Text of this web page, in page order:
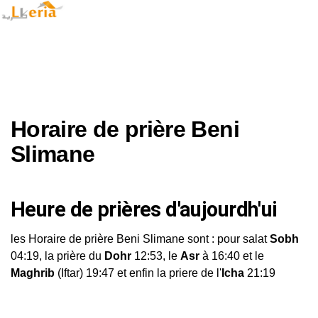
Horaire de prière Beni
Slimane
Heure de prières d'aujourdh'ui
les Horaire de prière Beni Slimane sont : pour salatSobh
04:19, la prière du Dohr 12:53, le Asr à 16:40 et le
Maghrib (Iftar) 19:47 et enfin la priere de l' Icha 21:19